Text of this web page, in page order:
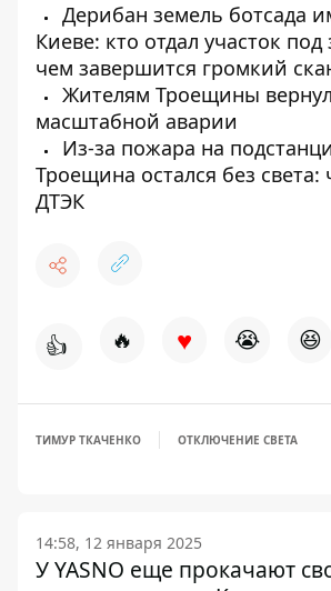
Дерибан земель ботсада
Киеве: кто отдал участок под
чем завершится громкий
Жителям Троещины
масштабной аварии
Из-за пожара на
Троещина остался без
ДТЭК
👍 🔥 ♥ 😭 😆
ТИМУР ТКАЧЕНКО ОТКЛЮЧЕНИЕ СВЕТА
14:58, 12 января 2025
У YASNO еще прокачают